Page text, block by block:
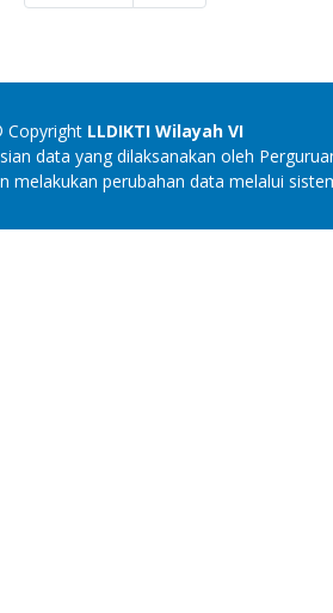
Copyright LLDIKTI Wilayah VI
data yang dilaksanakan oleh
melakukan perubahan data melalui